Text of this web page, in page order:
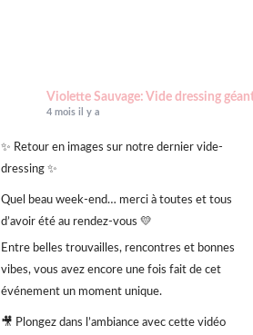
Violette Sauvage: Vide dressing
4 mois il y a
✨ Retour en images sur notre dernier vide-
dressing ✨
Quel beau week-end… merci à toutes et tous
d’avoir été au rendez-vous 💛
Entre belles trouvailles, rencontres et bonnes
vibes, vous avez encore une fois fait de cet
événement un moment unique.
🎥 Plongez dans l’ambiance avec cette vidéo